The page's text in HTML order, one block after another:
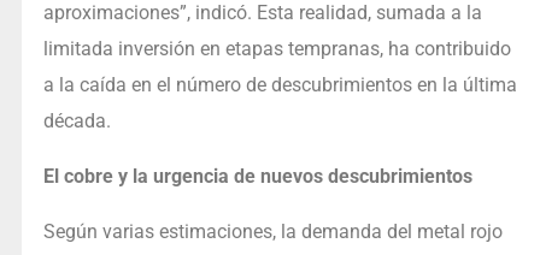
aproximaciones”, indicó. Esta realidad, sumada a la
limitada inversión en etapas tempranas, ha contribuido
a la caída en el número de descubrimientos en la última
década.
El cobre y la urgencia de nuevos descubrimientos
Según varias estimaciones, la demanda del metal rojo